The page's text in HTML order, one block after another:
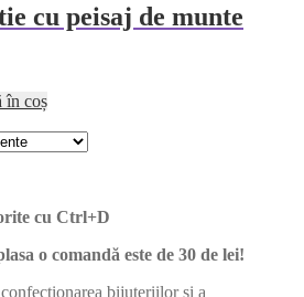
cu peisaj de munte
în coș
cu Ctrl+D
o comandă este de 30 de lei!
bijuteriilor și a